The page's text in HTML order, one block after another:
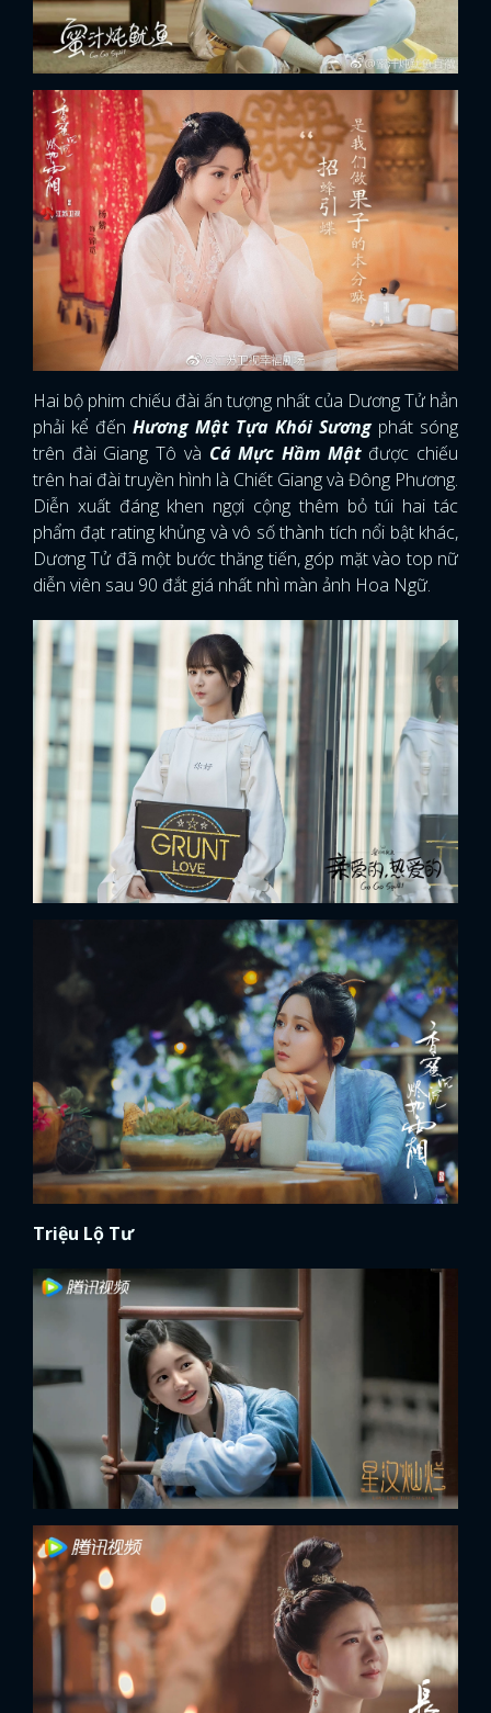
Hai bộ phim chiếu đài ấn tượng nhất của Dương Tử hẳn
phải kể đến Hương Mật Tựa Khói Sươngphát sóng
trên đài Giang Tô và Cá Mực Hầm Mậtđược chiếu
trên hai đài truyền hình là Chiết Giang và Đông Phương.
Diễn xuất đáng khen ngợi cộng thêm bỏ túi hai tác
phẩm đạt rating khủng và vô số thành tích nổi bật khác,
Dương Tử đã một bước thăng tiến, góp mặt vào top nữ
diễn viên sau 90 đắt giá nhất nhì màn ảnh Hoa Ngữ.
Triệu Lộ Tư